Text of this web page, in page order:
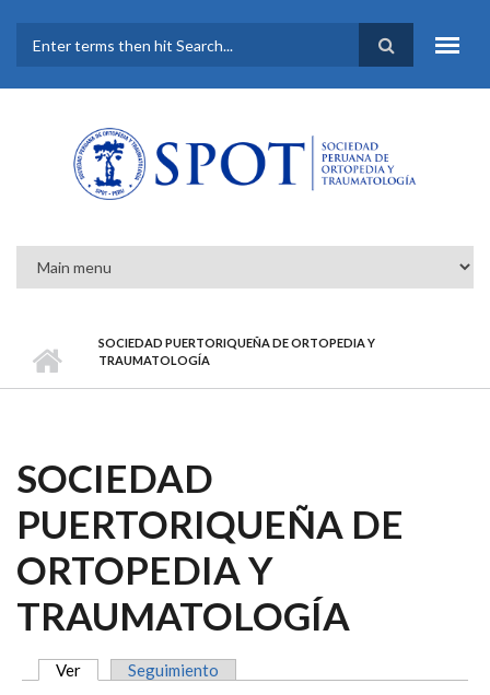
FORMULARIO DE
BÚSQUEDA
SOCIEDAD PUERTORIQUEÑA DE ORTOPEDIA Y
TRAUMATOLOGÍA
SOCIEDAD
PUERTORIQUEÑA DE
ORTOPEDIA Y
TRAUMATOLOGÍA
Ver (solapa activa)
Seguimiento